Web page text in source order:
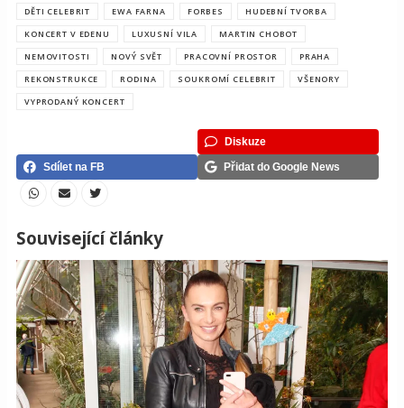
DĚTI CELEBRIT
EWA FARNA FORBES
HUDEBNÍ TVORBA
KONCERT V EDENU
LUXUSNÍ VILA
MARTIN CHOBOT
NEMOVITOSTI
NOVÝ SVĚT PRACOVNÍ PROSTOR
PRAHA
REKONSTRUKCE
RODINA SOUKROMÍ CELEBRIT
VŠENORY
VYPRODANÝ KONCERT
Diskuze
Sdílet na FB
Přidat do Google News
Související články